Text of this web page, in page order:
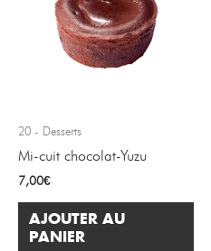
20 - Desserts
Mi-cuit chocolat-Yuzu
7,00€
AJOUTER AU
PANIER